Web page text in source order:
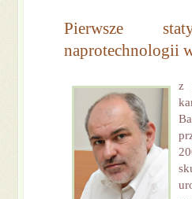
Pierwsze
naprotechnologii
z